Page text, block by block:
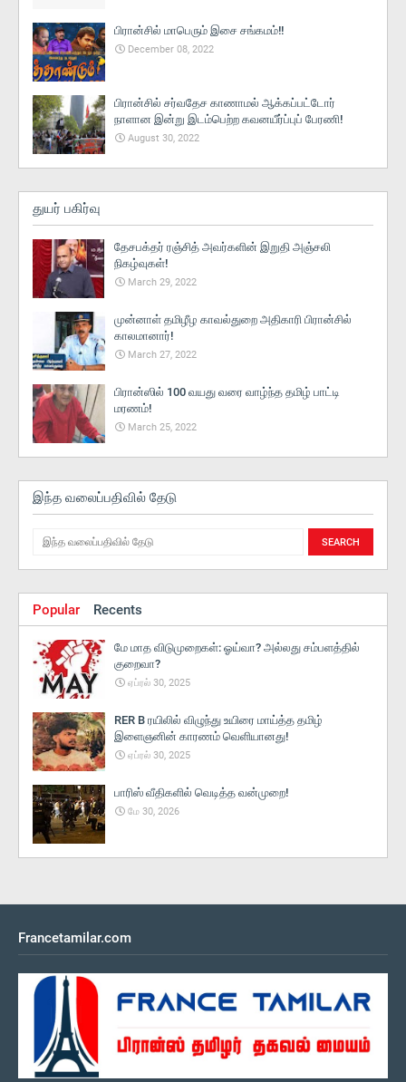
பிரான்சில் மாபெரும் இசை சங்கமம்!!
December 08, 2022
பிரான்சில் சர்வதேச காணாமல் ஆக்கப்பட்டோர்
நாளான இன்று இடம்பெற்ற கவனயீர்ப்புப் பேரணி!
August 30, 2022
துயர் பகிர்வு
தேசபக்தர் ரஞ்சித் அவர்களின் இறுதி அஞ்சலி
நிகழ்வுகள்!
March 29, 2022
முன்னாள் தமிழீழ காவல்துறை அதிகாரி பிரான்சில்
காலமானார்!
March 27, 2022
பிரான்ஸில் 100 வயது வரை வாழ்ந்த தமிழ் பாட்டி
மரணம்!
March 25, 2022
இந்த வலைப்பதிவில் தேடு
Popular Recents
மே மாத விடுமுறைகள்: ஓய்வா? அல்லது சம்பளத்தில்
குறைவா?
ஏப்ரல் 30, 2025
RER B ரயிலில் விழுந்து உயிரை மாய்த்த தமிழ்
இளைஞனின் காரணம் வெளியானது!
ஏப்ரல் 30, 2025
பாரிஸ் வீதிகளில் வெடித்த வன்முறை!
மே 30, 2026
Francetamilar.com